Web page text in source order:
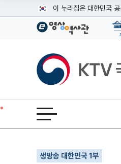
이 누리집은 대한민국
공식 누리집 주소 확인
이밖에 or.kr 또는 .kr등
운영중인 공식 누리집보
KTV국민방송
전체메뉴 열기
생방송 대한민국 1부
기사인쇄
글자확대
글자축소